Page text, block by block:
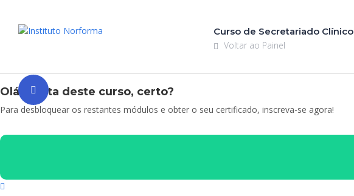
Curso de Secretariado Clínico
Voltar ao Painel
Olá! Gosta deste curso, certo?
Para desbloquear os restantes módulos e obter o seu certificado, inscreva-se agora!